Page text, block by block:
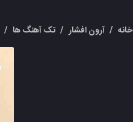
خانه / آرون افشار / تک آهنگ ها /